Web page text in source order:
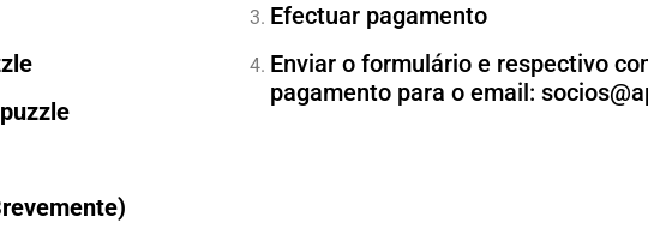
Efectuar pagamento
Enviar o formulário e respectivo
pagamento para o email: